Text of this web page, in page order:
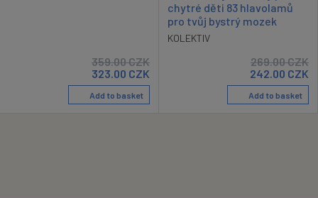
359.00CZK
323.00 CZK
Add to basket
chytré děti 83 hlavolamů
pro tvůj bystrý mozek
KOLEKTIV
269.00CZK
242.00 CZK
Add to basket